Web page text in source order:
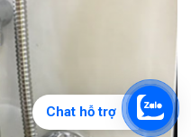
Chat hỗ trợ